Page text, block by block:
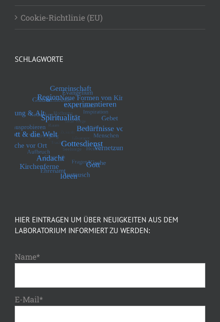
Cookie-Richtlinie (EU)
SCHLAGWORTE
HIER EINTRAGEN UM ÜBER NEUIGKEITEN AUS DEM
LABORATORIUM INFORMIERT ZU WERDEN:
Name*
E-Mail*